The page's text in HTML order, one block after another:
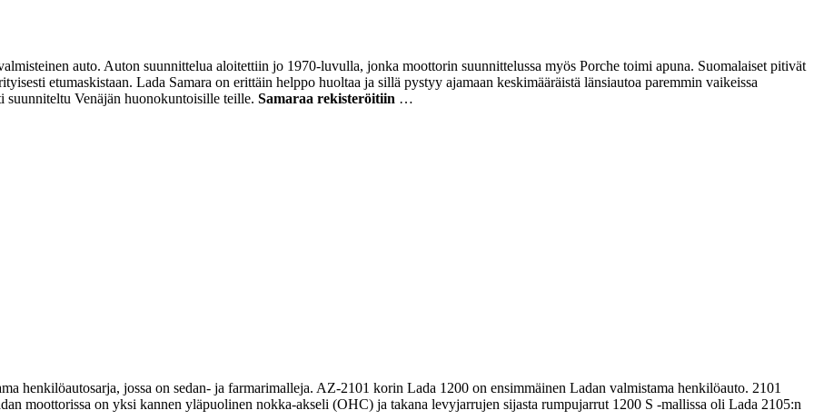
auto. Auton suunnittelua aloitettiin jo 1970-luvulla, jonka moottorin suunnittelussa myös Porche toimi apuna. Suomalaiset pitivät
etumaskistaan. Lada Samara on erittäin helppo huoltaa ja sillä pystyy ajamaan keskimääräistä länsiautoa paremmin vaikeissa
suunniteltu Venäjän huonokuntoisille teille. Samaraa rekisteröitiin …
henkilöautosarja, jossa on sedan- ja farmarimalleja. AZ-2101 korin Lada 1200 on ensimmäinen Ladan valmistama henkilöauto. 2101
moottorissa on yksi kannen yläpuolinen nokka-akseli (OHC) ja takana levyjarrujen sijasta rumpujarrut 1200 S -mallissa oli Lada 2105:n